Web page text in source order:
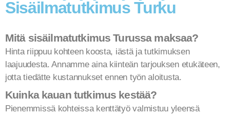
Sisäilmatutkimus Turku
Mitä sisäilmatutkimus Turussa maksaa?
Hinta riippuu kohteen koosta, iästä ja tutkimuksen
laajuudesta. Annamme aina kiinteän tarjouksen etukäteen,
jotta tiedätte kustannukset ennen työn aloitusta.
Kuinka kauan tutkimus kestää?
Pienemmissä kohteissa kenttätyö valmistuu yleensä